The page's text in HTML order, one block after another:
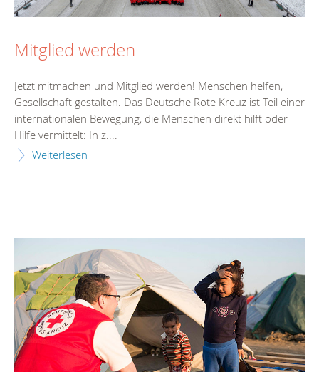
Mitglied werden
Jetzt mitmachen und Mitglied werden! Menschen helfen,
Gesellschaft gestalten. Das Deutsche Rote Kreuz ist Teil einer
internationalen Bewegung, die Menschen direkt hilft oder
Hilfe vermittelt: In z....
Weiterlesen